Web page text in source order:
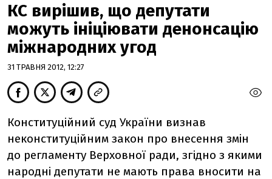
КС вирішив, що депутати
можуть ініціювати денонсацію
міжнародних угод
31 ТРАВНЯ 2012, 12:27
Конституційний суд України визнав
неконституційним закон про внесення змін
до регламенту Верховної ради, згідно з якими
народні депутати не мають права вносити на